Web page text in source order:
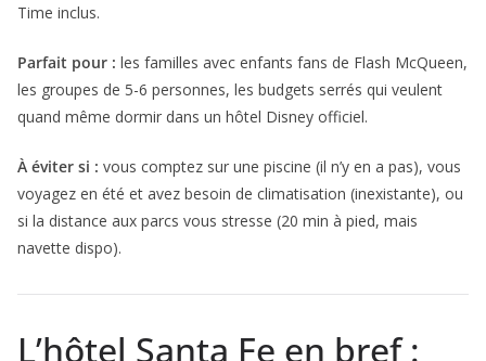
Time inclus.
Parfait pour : les familles avec enfants fans de Flash McQueen,
les groupes de 5-6 personnes, les budgets serrés qui veulent
quand même dormir dans un hôtel Disney officiel.
À éviter si : vous comptez sur une piscine (il n’y en a pas), vous
voyagez en été et avez besoin de climatisation (inexistante), ou
si la distance aux parcs vous stresse (20 min à pied, mais
navette dispo).
L’hôtel Santa Fe en bref :